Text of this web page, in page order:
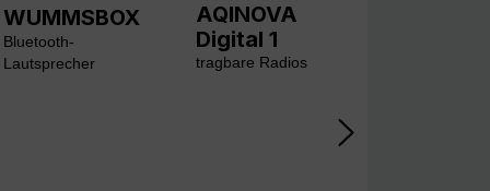
WUMMSBOX
Bluetooth-
Lautsprecher
AQINOVA
Digital 1
tragbare Radios